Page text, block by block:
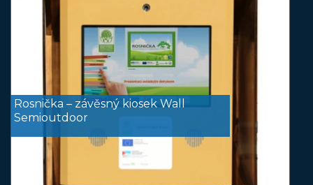
Rosnička – závěsný kiosek Wall
Semioutdoor